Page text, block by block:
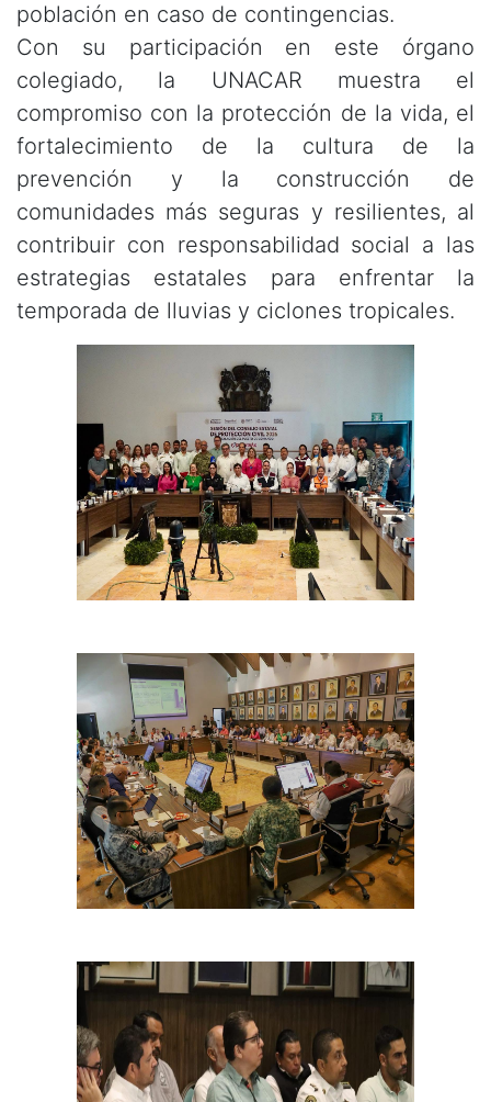
población en caso de contingencias.
Con su participación en este órgano
colegiado, la UNACAR muestra el
compromiso con la protección de la vida, el
fortalecimiento de la cultura de la
prevención y la construcción de
comunidades más seguras y resilientes, al
contribuir con responsabilidad social a las
estrategias estatales para enfrentar la
temporada de lluvias y ciclones tropicales.